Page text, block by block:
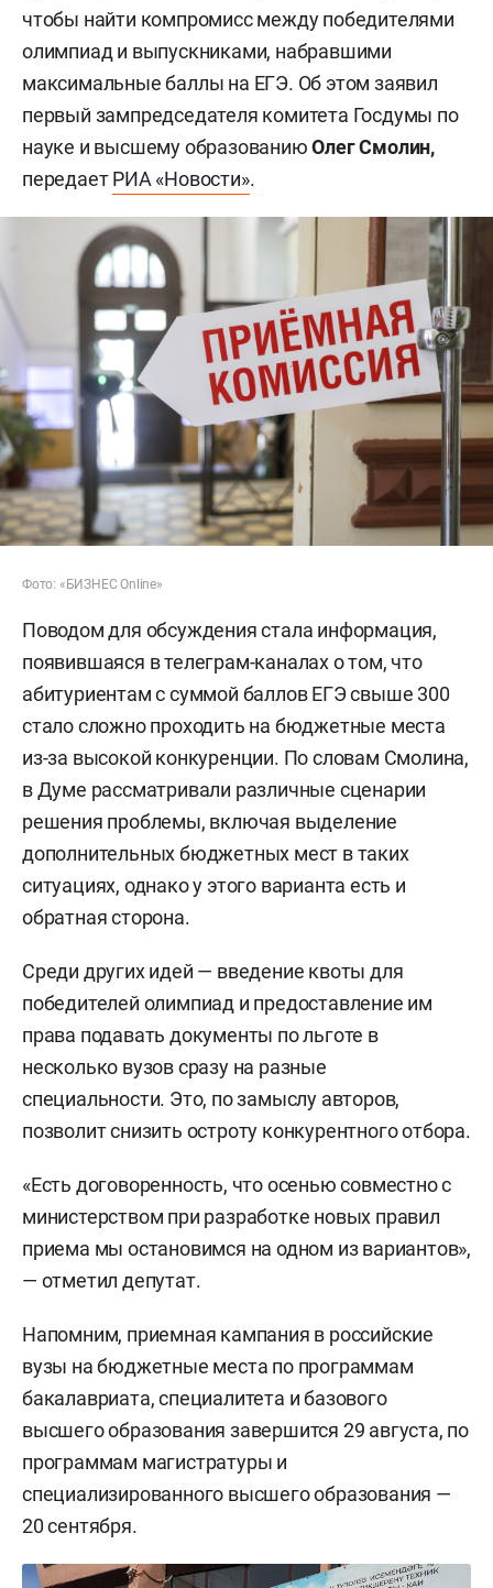
чтобы найти компромисс между победителями
олимпиад и выпускниками, набравшими
максимальные баллы на ЕГЭ. Об этом заявил
первый зампредседателя комитета Госдумы по
науке и высшему образованиюОлег Смолин,
передаетРИА «Новости».
Фото: «БИЗНЕС Online»
Поводом для обсуждения стала информация,
появившаяся в телеграм-каналах о том, что
абитуриентам с суммой баллов ЕГЭ свыше 300
стало сложно проходить на бюджетные места
из-за высокой конкуренции. По словам Смолина,
в Думе рассматривали различные сценарии
решения проблемы, включая выделение
дополнительных бюджетных мест в таких
ситуациях, однако у этого варианта есть и
обратная сторона.
Среди других идей — введение квоты для
победителей олимпиад и предоставление им
права подавать документы по льготе в
несколько вузов сразу на разные
специальности. Это, по замыслу авторов,
позволит снизить остроту конкурентного отбора.
«Есть договоренность, что осенью совместно с
министерством при разработке новых правил
приема мы остановимся на одном из вариантов»,
— отметил депутат.
Напомним, приемная кампания в российские
вузы на бюджетные места по программам
бакалавриата, специалитета и базового
высшего образования завершится 29 августа, по
программам магистратуры и
специализированного высшего образования —
20 сентября.